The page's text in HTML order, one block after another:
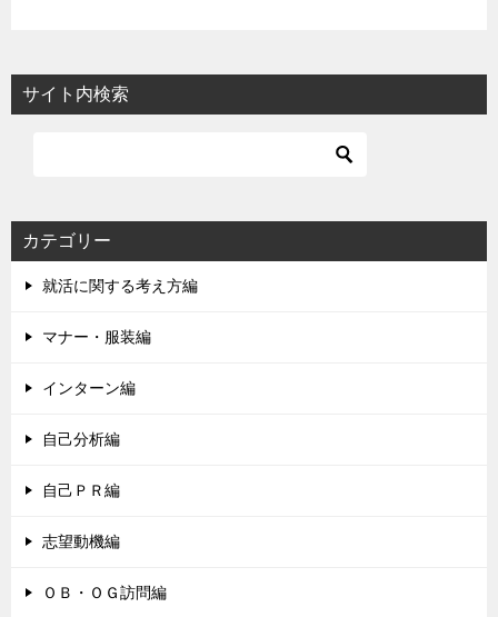
サイト内検索
カテゴリー
就活に関する考え方編
マナー・服装編
インターン編
自己分析編
自己ＰＲ編
志望動機編
ＯＢ・ＯＧ訪問編